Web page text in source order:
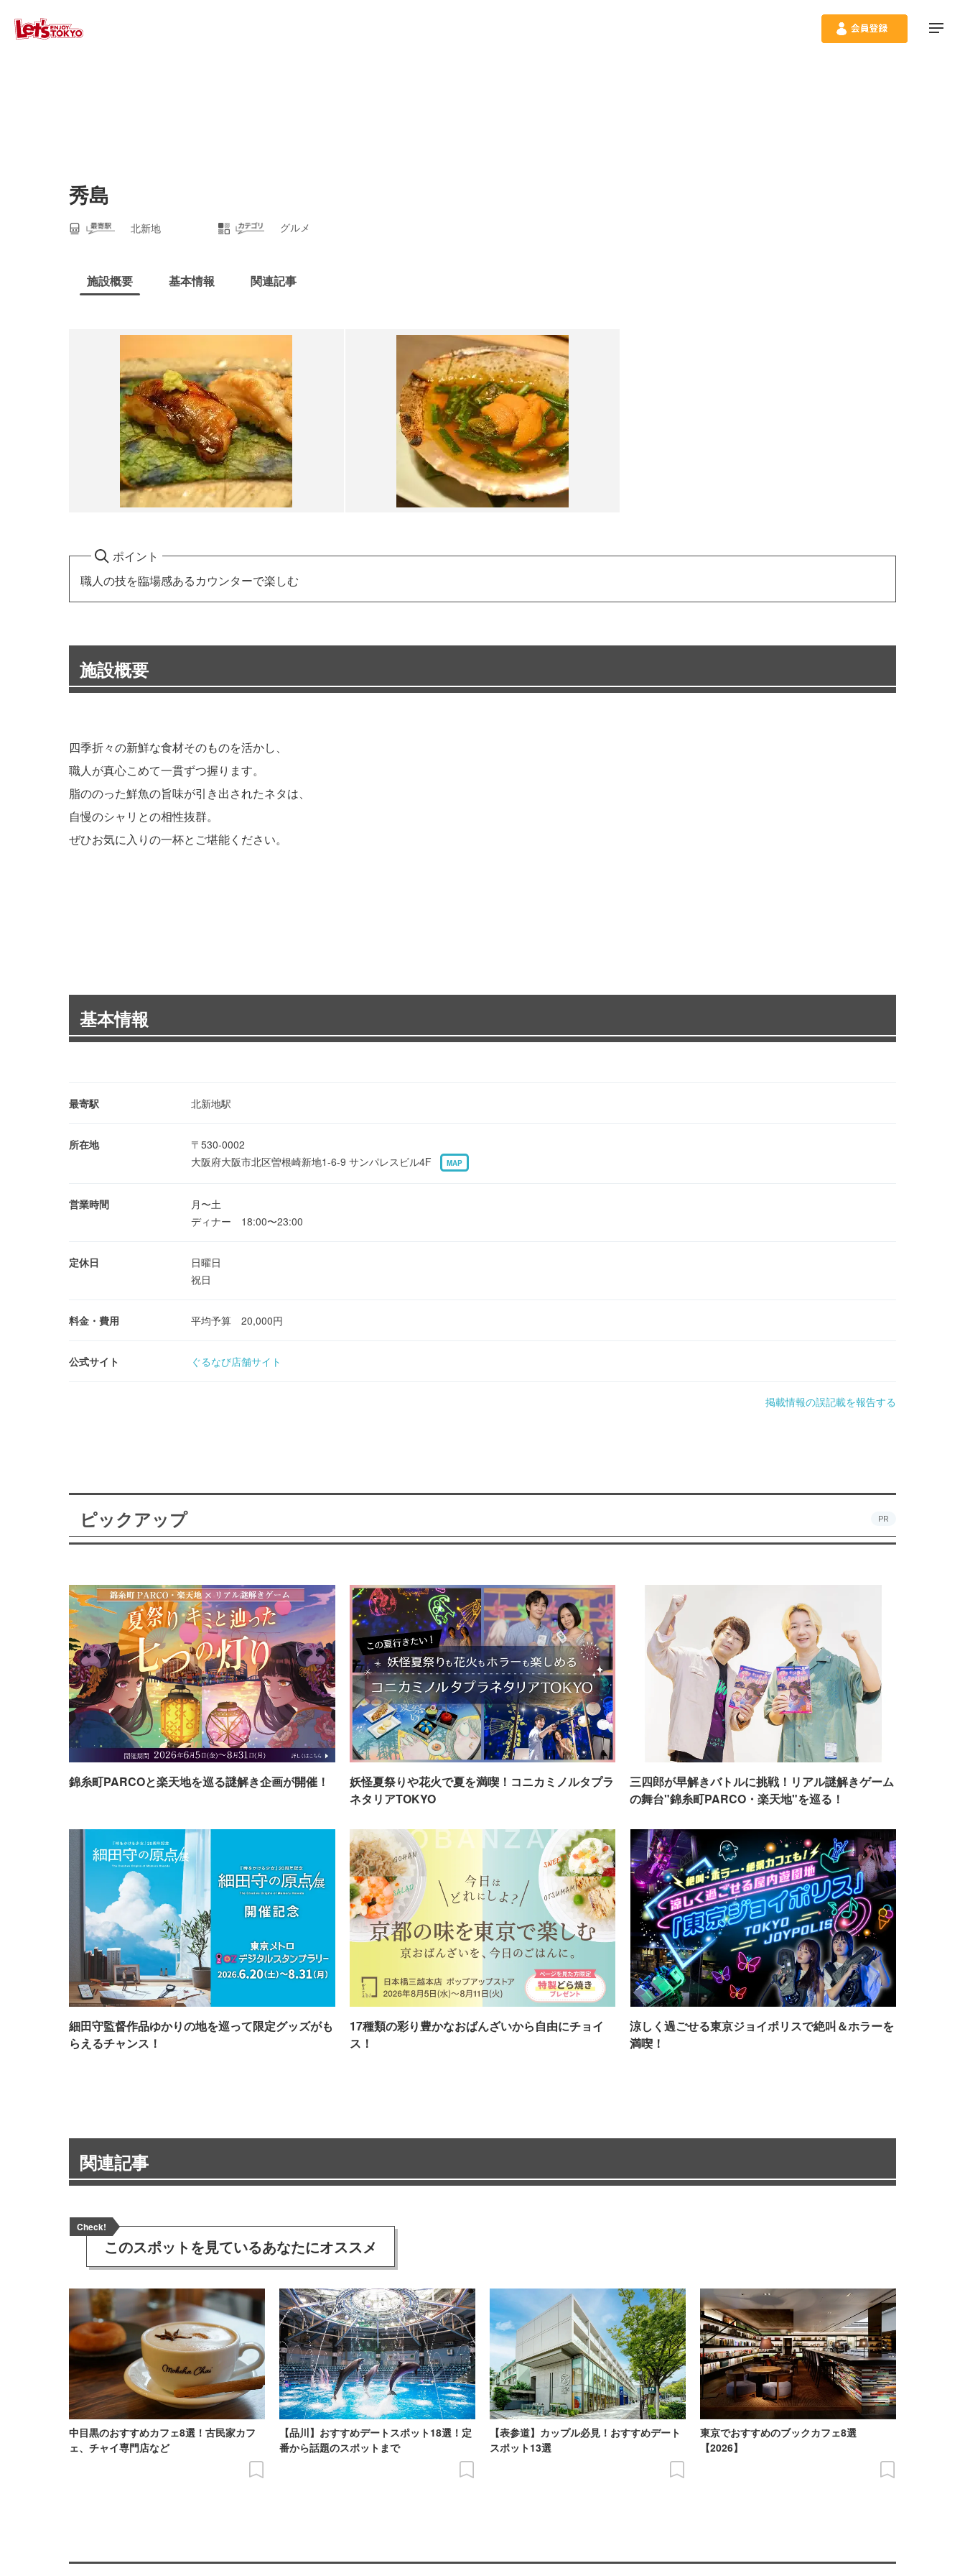
秀島
北新地 グルメ
施設概要 基本情報 関連記事
ポイント
職人の技を臨場感あるカウンターで楽しむ
施設概要
四季折々の新鮮な食材そのものを活かし、
職人が真心こめて一貫ずつ握ります。
脂ののった鮮魚の旨味が引き出されたネタは、
自慢のシャリとの相性抜群。
ぜひお気に入りの一杯とご堪能ください。
基本情報
最寄駅 北新地駅
所在地
〒530-0002
大阪府大阪市北区曽根崎新地1-6-9 サンパレスビル4F
MAP
営業時間
月〜土
ディナー 18:00〜23:00
定休日
日曜日
祝日
料金・費用 平均予算 20,000円
公式サイト ぐるなび店舗サイト
掲載情報の誤記載を報告する
ピックアップ PR
錦糸町PARCOと楽天地を巡る謎解き企画が開催！
妖怪夏祭りや花火で夏を満喫！コニカミノルタプラ
ネタリアTOKYO
三四郎が早解きバトルに挑戦！リアル謎解きゲーム
の舞台"錦糸町PARCO・楽天地"を巡る！
細田守監督作品ゆかりの地を巡って限定グッズがも
らえるチャンス！
17種類の彩り豊かなおばんざいから自由にチョイ
ス！
涼しく過ごせる東京ジョイポリスで絶叫＆ホラーを
満喫！
関連記事
Check!
このスポットを見ているあなたにオススメ
中目黒のおすすめカフェ8選！古民家カフ
ェ、チャイ専門店など
【品川】おすすめデートスポット18選！定
番から話題のスポットまで
【表参道】カップル必見！おすすめデート
スポット13選
東京でおすすめのブックカフェ8選
【2026】